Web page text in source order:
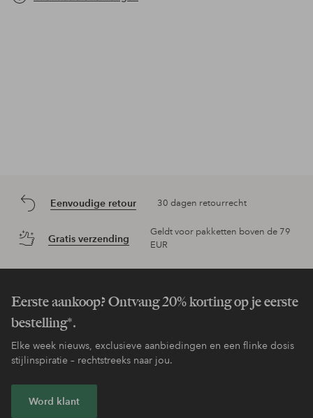
Eenvoudige retour 30 dagen retourrecht
Gratis verzending
Geldt voor pakketten boven de 79
EUR
Eerste aankoop? Ontvang 20% korting op je eerste
bestelling*.
Elke week nieuws, exclusieve aanbiedingen en een flinke dosis
stijlinspiratie – rechtstreeks naar jou.
Word klant